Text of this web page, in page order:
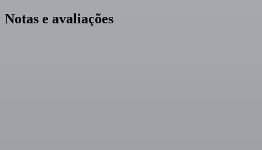
Notas e avaliações